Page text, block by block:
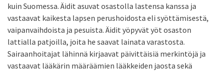
kuin Suomessa. Äidit asuvat osastolla lastensa kanssa ja
vastaavat kaikesta lapsen perushoidosta eli syöttämisestä,
vaipanvaihdoista ja pesuista. Äidit yöpyvät yöt osaston
lattialla patjoilla, joita he saavat lainata varastosta.
Sairaanhoitajat lähinnä kirjaavat päivittäisiä merkintöjä ja
vastaavat lääkärin määräämien lääkkeiden jaosta sekä